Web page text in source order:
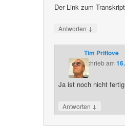
Der Link zum
Antworten ↓
Tim Pritlove
schriebam
Ja ist noch nicht
Antworten ↓